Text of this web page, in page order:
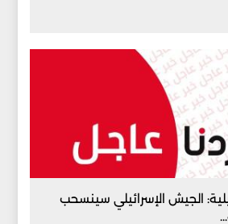
الجيش الإسرائيلي سينسحب